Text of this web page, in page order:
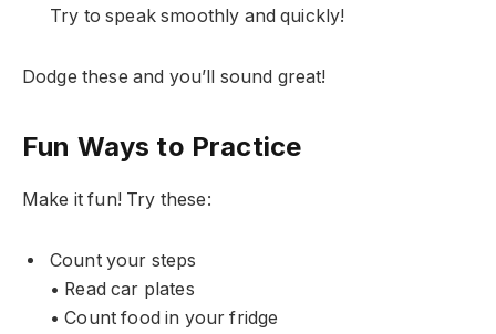
Try to speak smoothly and quickly!
Dodge these and you’ll sound great!
Fun Ways to Practice
Make it fun! Try these:
Count your steps
• Read car plates
• Count food in your fridge